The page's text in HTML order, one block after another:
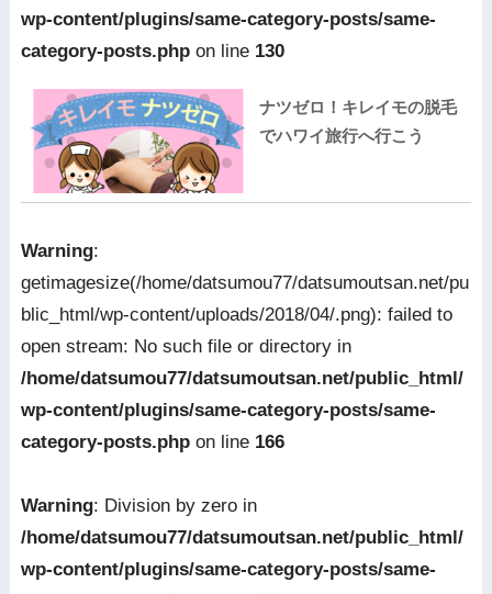
wp-content/plugins/same-category-posts/same-
category-posts.phpon line 130
ナツゼロ！キレイモの脱毛
でハワイ旅行へ行こう
Warning:
getimagesize(/home/datsumou77/datsumoutsan.net/pu
blic_html/wp-content/uploads/2018/04/.png): failed to
open stream: No such file or directory in
/home/datsumou77/datsumoutsan.net/public_html/
wp-content/plugins/same-category-posts/same-
category-posts.phpon line 166
Warning: Division by zero in
/home/datsumou77/datsumoutsan.net/public_html/
wp-content/plugins/same-category-posts/same-